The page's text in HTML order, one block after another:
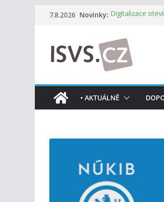
Přeskočit
7.8.2026 Novinky: Digitalizace
testování
DIA: Informační
července v
RVIS – Výbor
z nového jednání
Informace o
mobilní aplikaci
• AKTUÁLNĚ